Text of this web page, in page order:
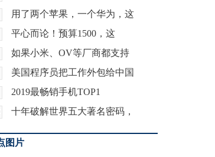
用了两个苹果，一个华为，这
平心而论！预算1500，这
如果小米、OV等厂商都支持
美国程序员把工作外包给中国
2019最畅销手机TOP1
十年破解世界五大著名密码，
图片